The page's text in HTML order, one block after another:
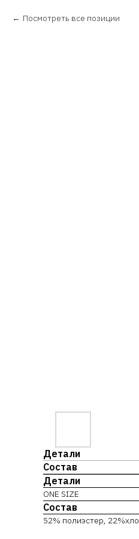
Посмотреть все позиции
Детали
Состав
Детали
ONE SIZE
Состав
52% полиэстер,